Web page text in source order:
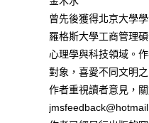
曾先後獲得北京大學
羅格斯大學工商管理
心理學與科技領域。
對象，喜愛不同文明
作者重視讀者意見，